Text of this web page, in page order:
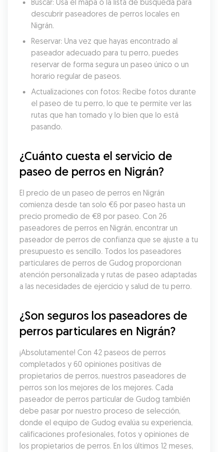
Buscar: Usa el mapa o la lista de búsqueda para
descubrir paseadores de perros locales en
Nigrán.
Reservar: Una vez que hayas encontrado al
paseador adecuado para tu perro, puedes
reservar de forma segura un paseo único o un
horario regular de paseos.
Actualizaciones con fotos: Recibe fotos durante
el paseo de tu perro, lo que te permite ver las
rutas que han tomado y lo bien que lo está
pasando.
¿Cuánto cuesta el servicio de
paseo de perros en Nigrán?
El precio de un paseo de perros en Nigrán
comienza desde tan solo €6 por paseo hasta un
precio promedio de €8 por paseo. Con 26
paseadores de perros en Nigrán, encontrar un
paseador de perros de confianza que se ajuste a tu
presupuesto es sencillo. Todos los paseadores
particulares de perros de Gudog proporcionan
atención personalizada y rutas de paseo adaptadas
a las necesidades de ejercicio y salud de tu perro.
¿Son seguros los paseadores de
perros particulares en Nigrán?
¡Absolutamente! Con 42 paseos de perros
completados y 60 opiniones positivas de
propietarios de perros, nuestros paseadores de
perros son los mejores de los mejores. Cada
paseador de perros particular de Gudog también
debe pasar por nuestro proceso de selección,
donde el equipo de Gudog evalúa su experiencia,
calificaciones profesionales, fotos y opiniones de
los propietarios de perros. En los últimos 12 meses,